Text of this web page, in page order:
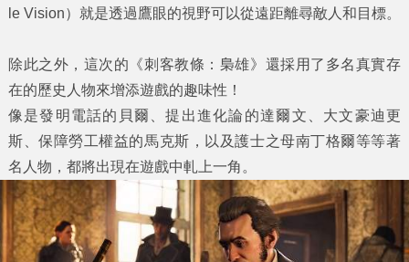
le Vision）就是透過鷹眼的視野可以從遠距離尋敵人和目標。
除此之外，這次的《刺客教條：梟雄》還採用了多名真實存
在的歷史人物來增添遊戲的趣味性！
像是發明電話的貝爾、提出進化論的達爾文、大文豪迪更
斯、保障勞工權益的馬克斯，以及護士之母南丁格爾等等著
名人物，都將出現在遊戲中軋上一角。